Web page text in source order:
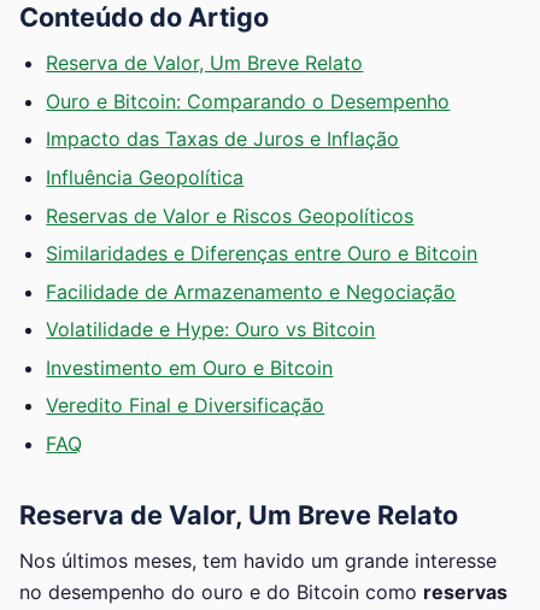
Conteúdo do Artigo
Reserva de Valor, Um Breve Relato
Ouro e Bitcoin: Comparando o Desempenho
Impacto das Taxas de Juros e Inflação
Influência Geopolítica
Reservas de Valor e Riscos Geopolíticos
Similaridades e Diferenças entre Ouro e Bitcoin
Facilidade de Armazenamento e Negociação
Volatilidade e Hype: Ouro vs Bitcoin
Investimento em Ouro e Bitcoin
Veredito Final e Diversificação
FAQ
Reserva de Valor, Um Breve Relato
Nos últimos meses, tem havido um grande interesse
no desempenho do ouro e do Bitcoin como reservas